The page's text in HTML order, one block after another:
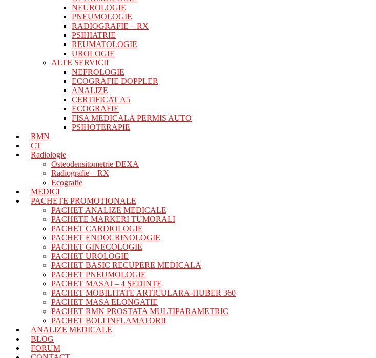
NEUROLOGIE
PNEUMOLOGIE
RADIOGRAFIE – RX
PSIHIATRIE
REUMATOLOGIE
UROLOGIE
ALTE SERVICII
NEFROLOGIE
ECOGRAFIE DOPPLER
ANALIZE
CERTIFICAT A5
ECOGRAFIE
FISA MEDICALA PERMIS AUTO
PSIHOTERAPIE
RMN
CT
Radiologie
Osteodensitometrie DEXA
Radiografie – RX
Ecografie
MEDICI
PACHETE PROMOTIONALE
PACHET ANALIZE MEDICALE
PACHETE MARKERI TUMORALI
PACHET CARDIOLOGIE
PACHET ENDOCRINOLOGIE
PACHET GINECOLOGIE
PACHET UROLOGIE
PACHET BASIC RECUPERE MEDICALA
PACHET PNEUMOLOGIE
PACHET MASAJ – 4 ȘEDINȚE
PACHET MOBILITATE ARTICULARA-HUBER 360
PACHET MASA ELONGATIE
PACHET RMN PROSTATA MULTIPARAMETRIC
PACHET BOLI INFLAMATORII
ANALIZE MEDICALE
BLOG
FORUM